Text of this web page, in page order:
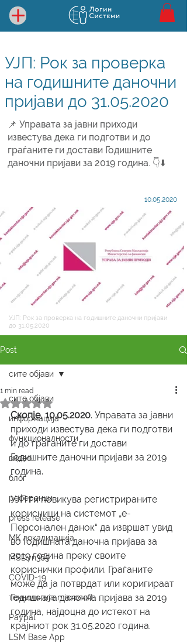
УЈП: Рок за проверка
на годишните даночни
пријави до 31.05.2020
📌 Управата за јавни приходи
известува дека ги подготви и до
граѓаните ги достави Годишните
даночни пријави за 2019 година. 👇⬇️
10.05.2020
УЈП: Рок за проверка на годишните даночни пријави
до 31.05.2020
Post
сите објави
информација
функционалности
видео
блог
референци
press release
МК локализација
MSDyn365
COVID-19
технологија microsoft
Paypal
LSM Base App
сите објави
1 min read
Rated NaN out of 5 stars.
Скопје, 10.05.2020. Управата за јавни
приходи известува дека ги подготви
и до граѓаните ги достави
Годишните даночни пријави за 2019
година.
УЈП ги повикува регистрираните
корисници на системот „е-
Персонален данок“ да извршат увид
во Годишната даночна пријава за
2019 година преку своите
кориснички профили. Граѓаните
може да ја потврдат или коригираат
Годишната даночна пријава за 2019
година, најдоцна до истекот на
крајниот рок 31.05.2020 година.